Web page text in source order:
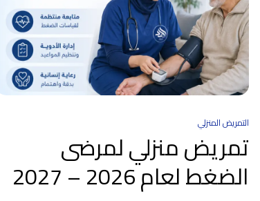
التمريض المنزلي
تمريض منزلي لمرضى
الضغط لعام 2026 – 2027